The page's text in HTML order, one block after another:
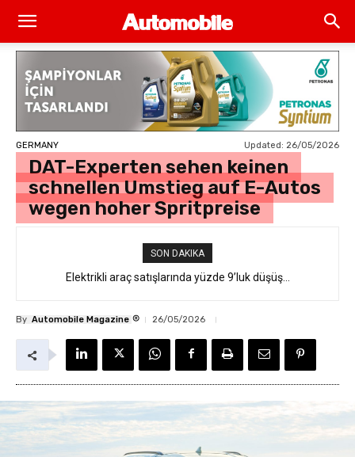
GERMANY Updated: 26/05/2026
DAT-Experten sehen keinen
schnellen Umstieg auf E-Autos
wegen hoher Spritpreise
SON DAKIKA
Elektrikli araç satışlarında yüzde 9’luk düşüş…
İtalyanların Elektrikli Devrimi: İnternetin Alay Ettiği 550 Bin
By Automobile Magazine ® 26/05/2026